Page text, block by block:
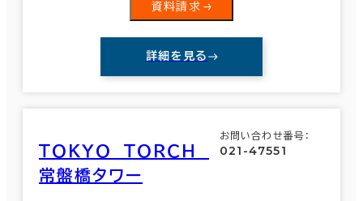
資料請求
詳細を見る
ＴＯＫＹＯ ＴＯＲＣＨ
常盤橋タワー
お問い合わせ番号：
021-47551